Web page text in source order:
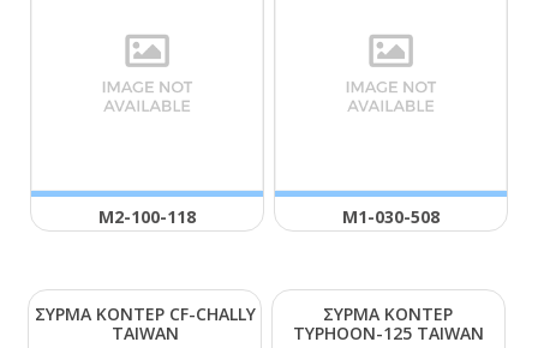
Μ2-100-118 Μ1-030-508
ΣΥΡΜΑ ΚΟΝΤΕΡ CF-CΗΑLLΥ
ΤΑΙWΑΝ
ΣΥΡΜΑ ΚΟΝΤΕΡ
ΤΥΡΗΟΟΝ-125 ΤΑΙWΑΝ